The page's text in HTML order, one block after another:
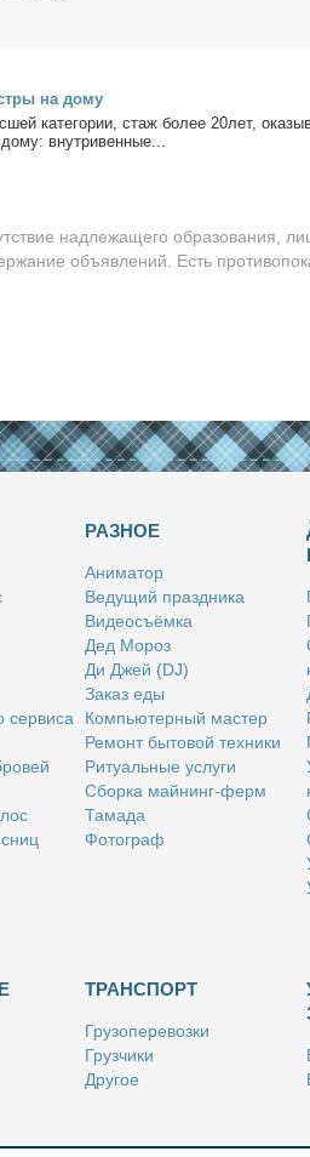
на до­му
ка­те­го­рии, стаж бо­лее 20лет,
внут­ри­вен­ные...
надлежащего образования,
объявлений. Есть
сер­ви­са
РАЗНОЕ
Ани­ма­тор
Ве­ду­щий празд­ни­ка
Ви­део­съём­ка
Дед Мо­роз
Ди Джей (DJ)
За­каз еды
Ком­пью­тер­ный ма­стер
Ре­монт бы­то­вой тех­ни­ки
Ри­ту­аль­ные услу­ги
Сбор­ка май­нинг-ферм
Та­ма­да
Фо­то­граф
ТРАНСПОРТ
Гру­зо­пе­ре­воз­ки
Груз­чи­ки
Дру­гое
Так­си